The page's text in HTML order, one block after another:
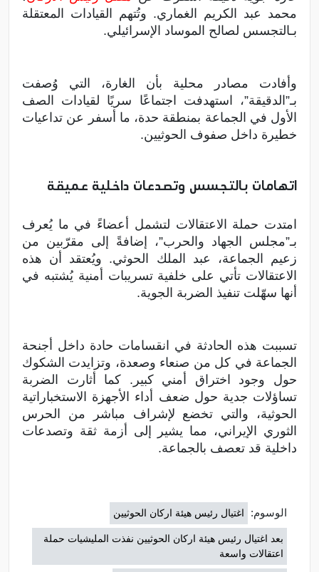
محمد عبد الكريم الغماري. وتُتهم القيادات المعتقلة
بـالتجسس لصالح الموساد الإسرائيلي.
وأفادت مصادر محلية بأن الغارة، التي وُصفت
بـ”الدقيقة”، استهدفت اجتماعًا سريًا لقيادات الصف
الأول في الجماعة بمنطقة حدة، ما أسفر عن تداعيات
خطيرة داخل صفوف الحوثيين.
اتهامات بالتجسس وتصدعات داخلية عميقة
امتدت حملة الاعتقالات لتشمل أعضاءً في ما يُعرف
بـ”مجلس الجهاد والحرب”، إضافةً إلى مقرّبين من
زعيم الجماعة، عبد الملك الحوثي. ويُعتقد أن هذه
الاعتقالات تأتي على خلفية تسريبات أمنية يُشتبه في
أنها سهّلت تنفيذ الضربة الجوية.
تسببت هذه الحادثة في انقسامات حادة داخل أجنحة
الجماعة في كل من صنعاء وصعدة، وتزايدت الشكوك
حول وجود اختراق أمني كبير. كما أثارت الضربة
تساؤلات جدية حول ضعف أداء الأجهزة الاستخباراتية
الحوثية، والتي تخضع لإشراف مباشر من الحرس
الثوري الإيراني، مما يشير إلى أزمة ثقة وتصدعات
داخلية قد تعصف بالجماعة.
الوسوم: اغتيال رئيس هيئة اركان الحوثيين
بعد اغتيال رئيس هيئة اركان الحوثيين نفذت المليشيات حملة
اعتقالات واسعة